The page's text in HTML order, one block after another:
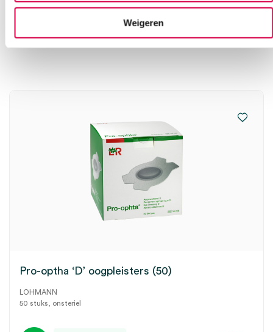
Weigeren
Vaak gekocht in combinatie
met
Pro-optha ‘D’ oogpleisters (50)
LOHMANN
50 stuks, onsteriel